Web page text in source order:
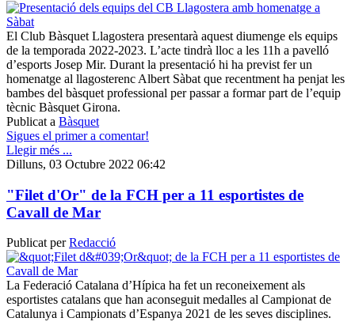
El Club Bàsquet Llagostera presentarà aquest diumenge els equips
de la temporada 2022-2023. L’acte tindrà lloc a les 11h a pavelló
d’esports Josep Mir. Durant la presentació hi ha previst fer un
homenatge al llagosterenc Albert Sàbat que recentment ha penjat les
bambes del bàsquet professional per passar a formar part de l’equip
tècnic Bàsquet Girona.
Publicat a Bàsquet
Sigues el primer a comentar!
Llegir més ...
Dilluns, 03 Octubre 2022 06:42
"Filet d'Or" de la FCH per a 11 esportistes de
Cavall de Mar
Publicat perRedacció
La Federació Catalana d’Hípica ha fet un reconeixement als
esportistes catalans que han aconseguit medalles al Campionat de
Catalunya i Campionats d’Espanya 2021 de les seves disciplines.